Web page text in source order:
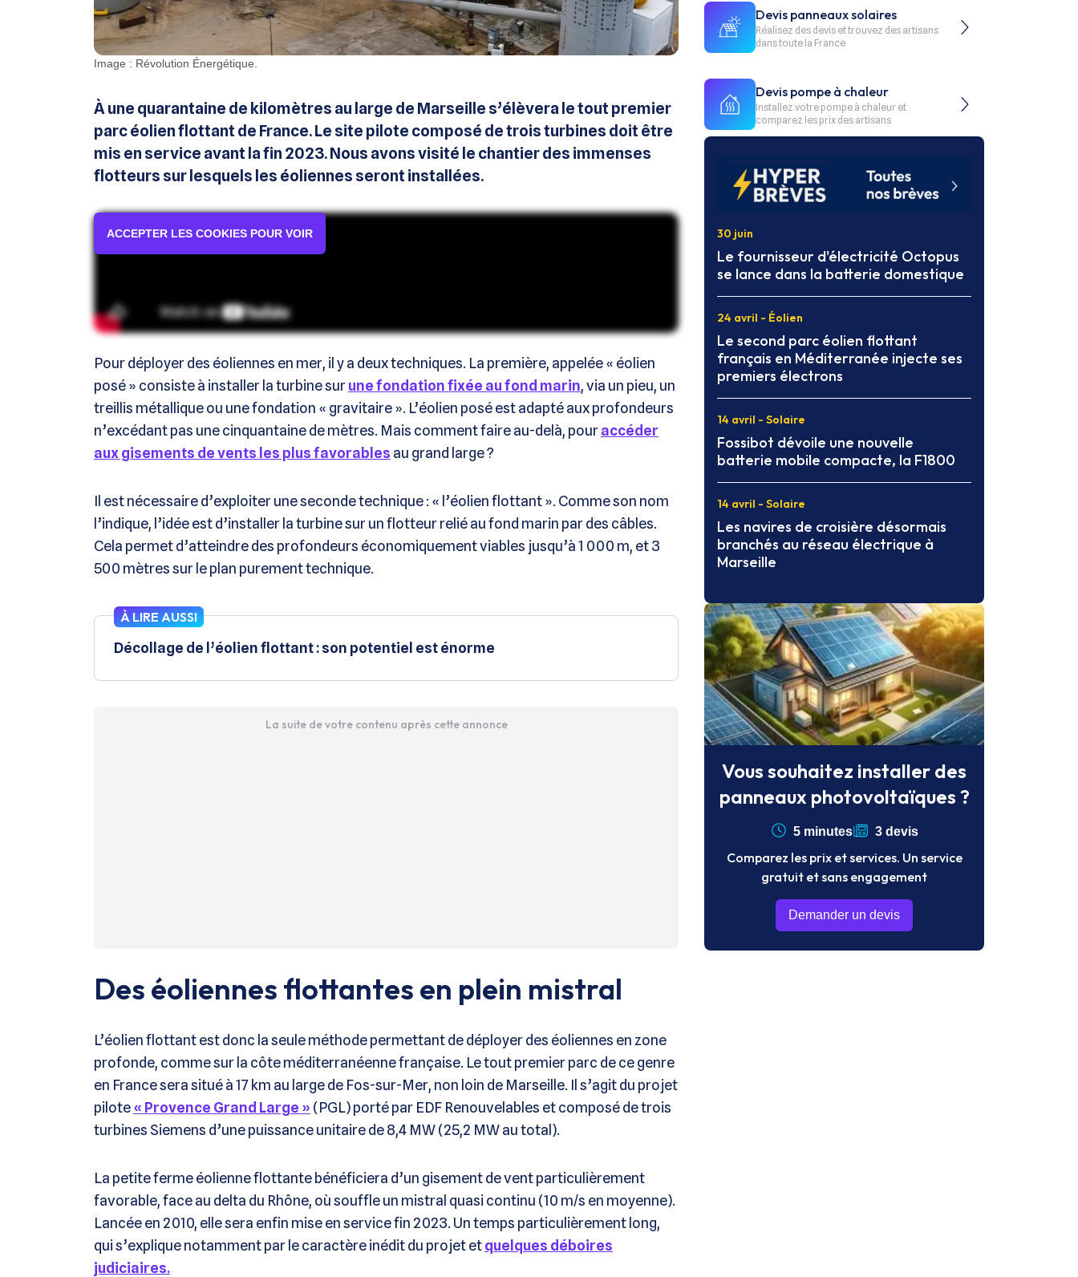
Image : Révolution Énergétique.
À une quarantaine de kilomètres au large de Marseille s’élèvera le tout premier
parc éolien flottant de France. Le site pilote composé de trois turbines doit être
mis en service avant la fin 2023. Nous avons visité le chantier des immenses
flotteurs sur lesquels les éoliennes seront installées.
ACCEPTER LES COOKIES POUR VOIR
Pour déployer des éoliennes en mer, il y a deux techniques. La première, appelée « éolien
posé » consiste à installer la turbine surune fondation fixée au fond marin, via un pieu, un
treillis métallique ou une fondation « gravitaire ». L’éolien posé est adapté aux profondeurs
n’excédant pas une cinquantaine de mètres. Mais comment faire au-delà, pouraccéder
aux gisements de vents les plus favorables au grand large ?
Il est nécessaire d’exploiter une seconde technique : « l’éolien flottant ». Comme son nom
l’indique, l’idée est d’installer la turbine sur un flotteur relié au fond marin par des câbles.
Cela permet d’atteindre des profondeurs économiquement viables jusqu’à 1 000 m, et 3
500 mètres sur le plan purement technique.
À LIRE AUSSI
Décollage de l’éolien flottant : son potentiel est énorme
La suite de votre contenu après cette annonce
Des éoliennes flottantes en plein mistral
L’éolien flottant est donc la seule méthode permettant de déployer des éoliennes en zone
profonde, comme sur la côte méditerranéenne française. Le tout premier parc de ce genre
en France sera situé à 17 km au large de Fos-sur-Mer, non loin de Marseille. Il s’agit du projet
pilote« Provence Grand Large » (PGL) porté par EDF Renouvelables et composé de trois
turbines Siemens d’une puissance unitaire de 8,4 MW (25,2 MW au total).
La petite ferme éolienne flottante bénéficiera d’un gisement de vent particulièrement
favorable, face au delta du Rhône, où souffle un mistral quasi continu (10 m/s en moyenne).
Lancée en 2010, elle sera enfin mise en service fin 2023. Un temps particulièrement long,
qui s’explique notamment par le caractère inédit du projet etquelques déboires
judiciaires.
Devis panneaux solaires
Réalisez des devis et trouvez des artisans
dans toute la France
Devis pompe à chaleur
Installez votre pompe à chaleur et
comparez les prix des artisans
30 juin
Le fournisseur d'électricité Octopus
se lance dans la batterie domestique
24 avril - Éolien
Le second parc éolien flottant
français en Méditerranée injecte ses
premiers électrons
14 avril - Solaire
Fossibot dévoile une nouvelle
batterie mobile compacte, la F1800
14 avril - Solaire
Les navires de croisière désormais
branchés au réseau électrique à
Marseille
Vous souhaitez installer des
panneaux photovoltaïques ?
5 minutes 3 devis
Comparez les prix et services. Un service
gratuit et sans engagement
Demander un devis